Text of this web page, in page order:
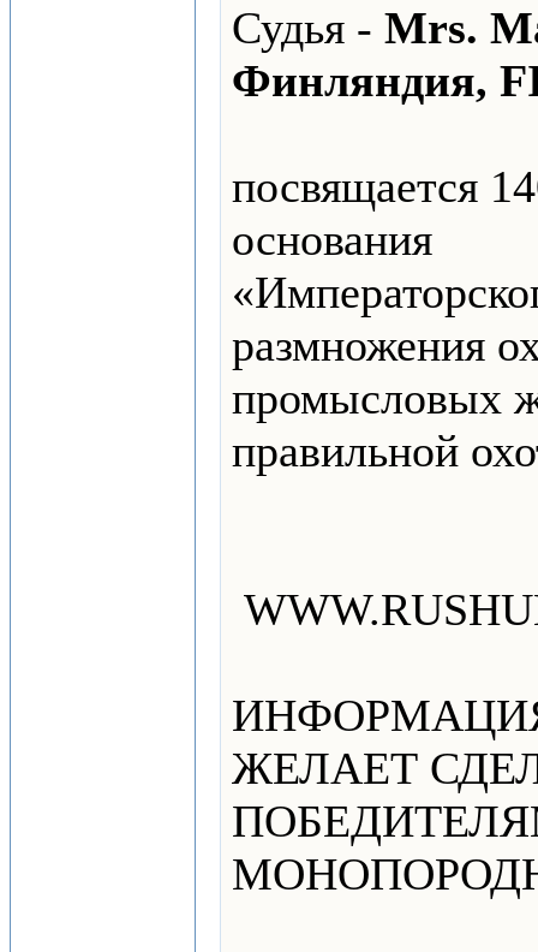
Судья - Mrs.
Финляндия,
посвящается
основания
размножения
промысловых
правильной
ЖЕЛАЕТ